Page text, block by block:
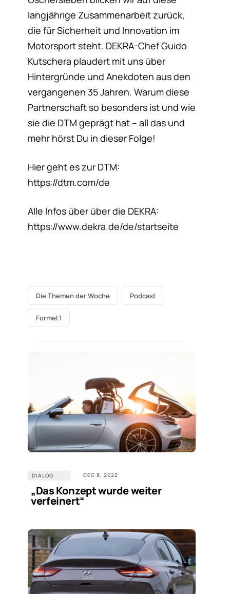
langjährige Zusammenarbeit zurück,
die für Sicherheit und Innovation im
Motorsport steht. DEKRA-Chef Guido
Kutschera plaudert mit uns über
Hintergründe und Anekdoten aus den
vergangenen 35 Jahren. Warum diese
Partnerschaft so besonders ist und wie
sie die DTM geprägt hat – all das und
mehr hörst Du in dieser Folge!
Hier geht es zur DTM:
https://dtm.com/de
Alle Infos über über die DEKRA:
https://www.dekra.de/de/startseite
Die Themen der Woche Podcast
Formel 1
DIALOG DEC 8, 2022
„Das Konzept wurde weiter
verfeinert“